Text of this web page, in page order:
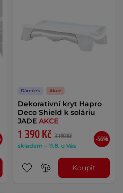
Dáreček Akce
Dekorativní kryt Hapro
Deco Shield k soláriu
JADE AKCE
1 390 Kč 3 190 Kč
skladem – 11.8. u Vás
-56%
Koupit